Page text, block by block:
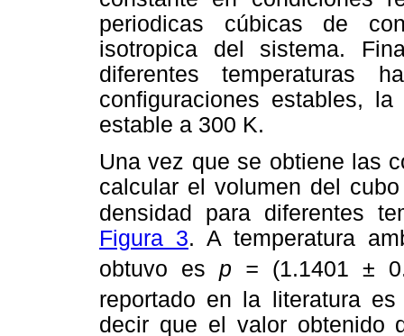
periodicas cúbicas de
isotropica del sistema.
diferentes temperaturas
configuraciones estables, la
estable a 300 K.
Una vez que se obtiene las
calcular el volumen del
densidad para diferentes
Figura 3. A temperatura
obtuvo es p = (1.1401 ±
reportado en la literatura
decir que el valor obtenido